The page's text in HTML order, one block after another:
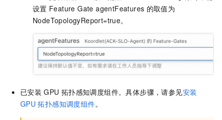
设置 Feature Gate agentFeatures 的取值为
NodeTopologyReport=true。
已安装 GPU 拓扑感知调度组件。具体步骤，请参见安装
GPU 拓扑感知调度组件。